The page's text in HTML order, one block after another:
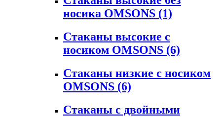
носика OMSONS (1)
Стаканы высокие с
носиком OMSONS (6)
Стаканы низкие с носиком
OMSONS (6)
Стаканы с двойными